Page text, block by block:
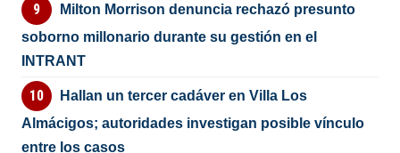
Milton Morrison denuncia rechazó presunto
soborno millonario durante su gestión en el
INTRANT
Hallan un tercer cadáver en Villa Los
Almácigos; autoridades investigan posible vínculo
entre los casos